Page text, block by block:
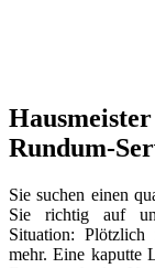
Rundum-
Sie suchen einen
Sie richtig auf
Situation:
mehr. Eine kaputte